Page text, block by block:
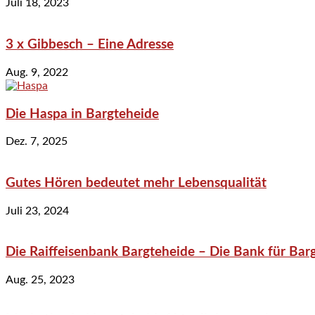
Juli 18, 2023
3 x Gibbesch – Eine Adresse
Aug. 9, 2022
Die Haspa in Bargteheide
Dez. 7, 2025
Gutes Hören bedeutet mehr Lebensqualität
Juli 23, 2024
Die Raiffeisenbank Bargteheide – Die Bank für
Aug. 25, 2023